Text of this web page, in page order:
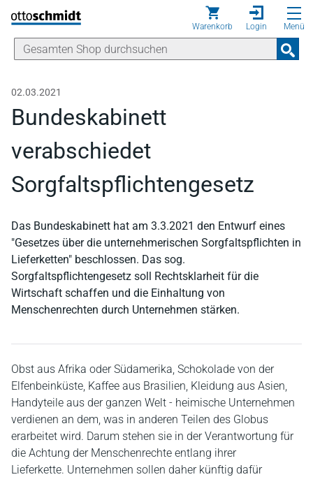
Direkt zum Inhalt
Warenkorb Login Menü
02.03.2021
Bundeskabinett
verabschiedet
Sorgfaltspflichtengesetz
Das Bundeskabinett hat am 3.3.2021 den Entwurf eines
"Gesetzes über die unternehmerischen Sorgfaltspflichten in
Lieferketten" beschlossen. Das sog.
Sorgfaltspflichtengesetz soll Rechtsklarheit für die
Wirtschaft schaffen und die Einhaltung von
Menschenrechten durch Unternehmen stärken.
Obst aus Afrika oder Südamerika, Schokolade von der
Elfenbeinküste, Kaffee aus Brasilien, Kleidung aus Asien,
Handyteile aus der ganzen Welt - heimische Unternehmen
verdienen an dem, was in anderen Teilen des Globus
erarbeitet wird. Darum stehen sie in der Verantwortung für
die Achtung der Menschenrechte entlang ihrer
Lieferkette. Unternehmen sollen daher künftig dafür